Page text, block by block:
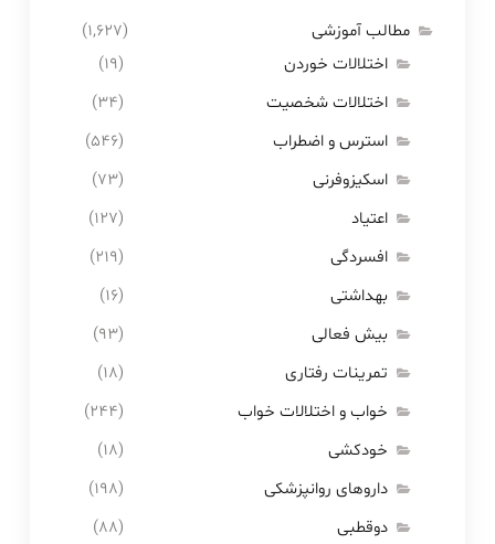
مطالب آموزشی
(۱,۶۲۷)
اختلالات خوردن
(۱۹)
اختلالات شخصیت
(۳۴)
استرس و اضطراب
(۵۴۶)
اسکیزوفرنی
(۷۳)
اعتیاد
(۱۲۷)
افسردگی
(۲۱۹)
بهداشتی
(۱۶)
بیش فعالی
(۹۳)
تمرینات رفتاری
(۱۸)
خواب و اختلالات خواب
(۲۴۴)
خودکشی
(۱۸)
داروهای روانپزشکی
(۱۹۸)
دوقطبی
(۸۸)